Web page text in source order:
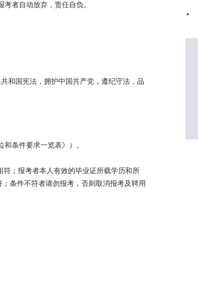
者自动放弃，责任自负。
和国宪法，拥护中国共产党，遵纪守法，品
和条件要求一览表》）。
；报考者本人有效的毕业证所载学历和所
条件不符者请勿报考，否则取消报考及聘用